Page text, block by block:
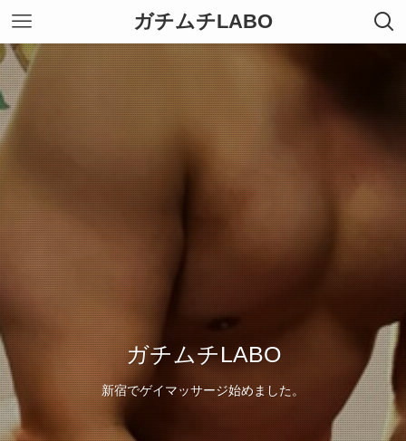
ガチムチLABO
ガチムチLABO
新宿でゲイマッサージ始めました。